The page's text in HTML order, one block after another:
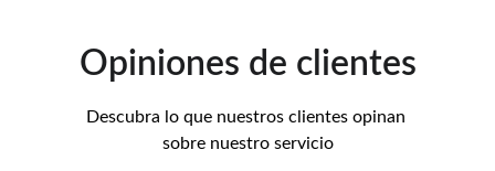
Opiniones de clientes
Descubra lo que nuestros clientes opinan
sobre nuestro servicio